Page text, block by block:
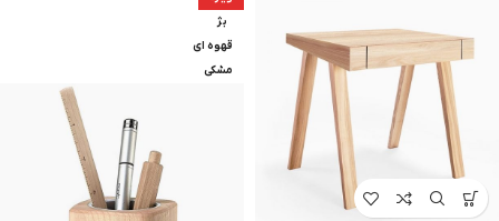
بژ
قهوه ای
مشکی